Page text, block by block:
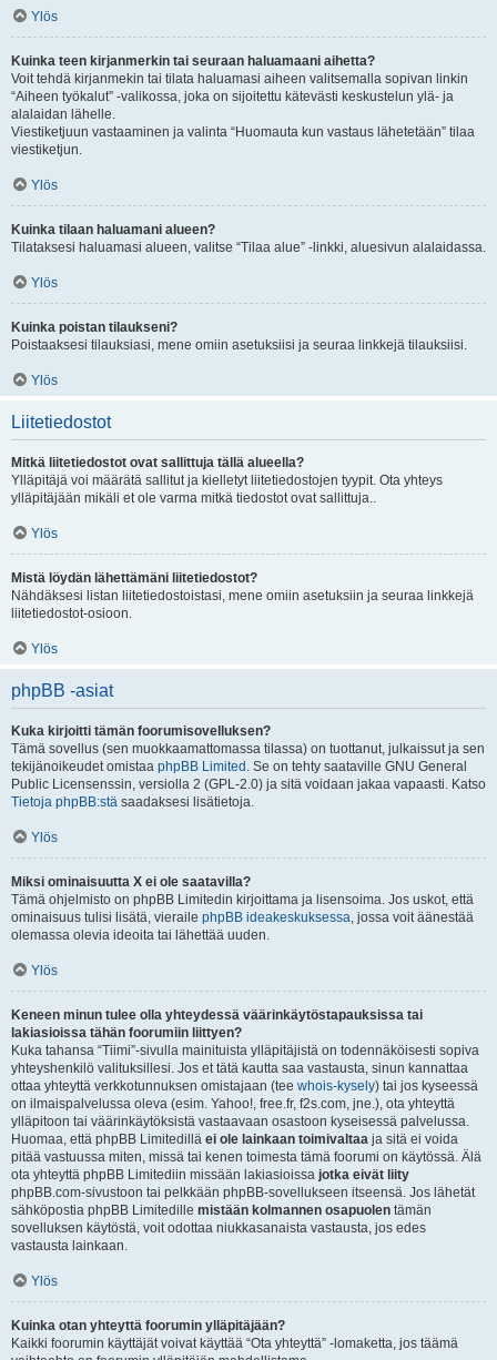
Ylös
Kuinka teen kirjanmerkin tai seuraan haluamaani aihetta?
Voit tehdä kirjanmekin tai tilata haluamasi aiheen valitsemalla sopivan linkin
“Aiheen työkalut” -valikossa, joka on sijoitettu kätevästi keskustelun ylä- ja
alalaidan lähelle.
Viestiketjuun vastaaminen ja valinta “Huomauta kun vastaus lähetetään” tilaa
viestiketjun.
Ylös
Kuinka tilaan haluamani alueen?
Tilataksesi haluamasi alueen, valitse “Tilaa alue” -linkki, aluesivun alalaidassa.
Ylös
Kuinka poistan tilaukseni?
Poistaaksesi tilauksiasi, mene omiin asetuksiisi ja seuraa linkkejä tilauksiisi.
Ylös
Liitetiedostot
Mitkä liitetiedostot ovat sallittuja tällä alueella?
Ylläpitäjä voi määrätä sallitut ja kielletyt liitetiedostojen tyypit. Ota yhteys
ylläpitäjään mikäli et ole varma mitkä tiedostot ovat sallittuja..
Ylös
Mistä löydän lähettämäni liitetiedostot?
Nähdäksesi listan liitetiedostoistasi, mene omiin asetuksiin ja seuraa linkkejä
liitetiedostot-osioon.
Ylös
phpBB -asiat
Kuka kirjoitti tämän foorumisovelluksen?
Tämä sovellus (sen muokkaamattomassa tilassa) on tuottanut, julkaissut ja sen
tekijänoikeudet omistaa phpBB Limited . Se on tehty saataville GNU General
Public Licensenssin, versiolla 2 (GPL-2.0) ja sitä voidaan jakaa vapaasti. Katso
Tietoja phpBB:stä saadaksesi lisätietoja.
Ylös
Miksi ominaisuutta X ei ole saatavilla?
Tämä ohjelmisto on phpBB Limitedin kirjoittama ja lisensoima. Jos uskot, että
ominaisuus tulisi lisätä, vieraile phpBB ideakeskuksessa, jossa voit äänestää
olemassa olevia ideoita tai lähettää uuden.
Ylös
Keneen minun tulee olla yhteydessä väärinkäytöstapauksissa tai
lakiasioissa tähän foorumiin liittyen?
Kuka tahansa “Tiimi”-sivulla mainituista ylläpitäjistä on todennäköisesti sopiva
yhteyshenkilö valituksillesi. Jos et tätä kautta saa vastausta, sinun kannattaa
ottaa yhteyttä verkkotunnuksen omistajaan (tee whois-kysely) tai jos kyseessä
on ilmaispalvelussa oleva (esim. Yahoo!, free.fr, f2s.com, jne.), ota yhteyttä
ylläpitoon tai väärinkäytöksistä vastaavaan osastoon kyseisessä palvelussa.
Huomaa, että phpBB Limitedillä ei ole lainkaan toimivaltaa ja sitä ei voida
pitää vastuussa miten, missä tai kenen toimesta tämä foorumi on käytössä. Älä
ota yhteyttä phpBB Limitediin missään lakiasioissa jotka eivät liity
phpBB.com-sivustoon tai pelkkään phpBB-sovellukseen itseensä. Jos lähetät
sähköpostia phpBB Limitedille mistään kolmannen osapuolen tämän
sovelluksen käytöstä, voit odottaa niukkasanaista vastausta, jos edes
vastausta lainkaan.
Ylös
Kuinka otan yhteyttä foorumin ylläpitäjään?
Kaikki foorumin käyttäjät voivat käyttää “Ota yhteyttä” -lomaketta, jos täämä